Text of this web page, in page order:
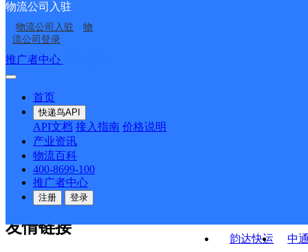
物流公司入驻
物流公司入驻
物
流公司登录
推广者中心
首页
快递鸟API
API文档 接入指南 价格说明
产业资讯
物流百科
400-8699-100
推广者中心
注册 登录
花区体育新城服务部
湖南主城区公司长沙井
湾子服务部百草园分部
长沙高桥三部
韵达快运
中
接口API
API接口 DEMO下载
关于我们
公司介绍 企业动态
合作伙伴 快递鸟接口服务协议
户隐私政策
友情链接